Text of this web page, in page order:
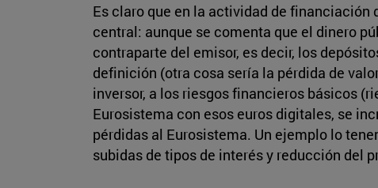
Es claro que en la actividad de
central: aunque se comenta que el dinero
contraparte del emisor, es decir, los
definición (otra cosa sería la pérdida de
inversor, a los riesgos financieros básicos
Eurosistema con esos euros digitales, se
pérdidas al Eurosistema. Un ejemplo lo
subidas de tipos de interés y reducción del